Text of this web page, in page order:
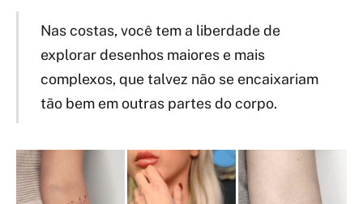
Nas costas, você tem a liberdade de
explorar desenhos maiores e mais
complexos, que talvez não se encaixariam
tão bem em outras partes do corpo.